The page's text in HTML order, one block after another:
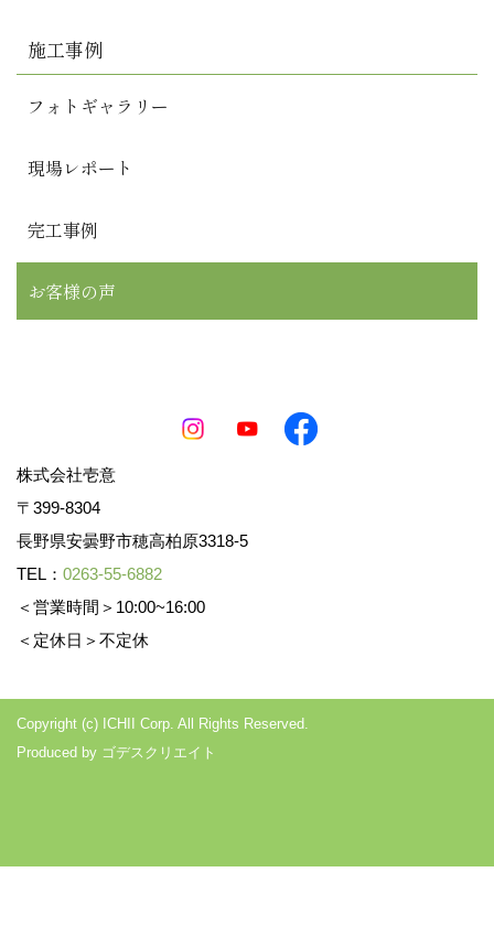
施工事例
フォトギャラリー
現場レポート
完工事例
お客様の声
株式会社壱意
〒399-8304
長野県安曇野市穂高柏原3318-5
TEL： 0263-55-6882
＜営業時間＞10:00~16:00
＜定休日＞不定休
Copyright (c) ICHII Corp. All Rights Reserved.
Produced by ゴデスクリエイト